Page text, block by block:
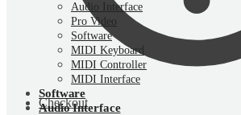
Checkout
Audio Interface
Pro Video
Software
MIDI Keyboard
MIDI Controller
MIDI Interface
Software
Audio Interface